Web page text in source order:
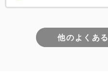
他のよくあ